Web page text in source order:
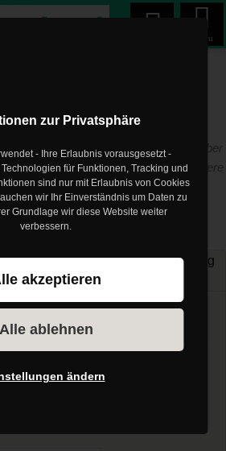
Menu
Blog
passen! Die Erfahrung aus über
Physiotherapeut im Profisport sind unsere
Basis
ThemaErholungswerte
Erholungswerte –
dein Training an
zur Privatsphäre
- Ihre Erlaubnis vorausgesetzt -
für Funktionen, Tracking und
sind nur mit Erlaubnis von Cookies
wir Ihr Einverständnis um Daten zu
Grundlage wir diese Website weiter
verbessern.
akzeptieren
Alle ablehnen
ändern